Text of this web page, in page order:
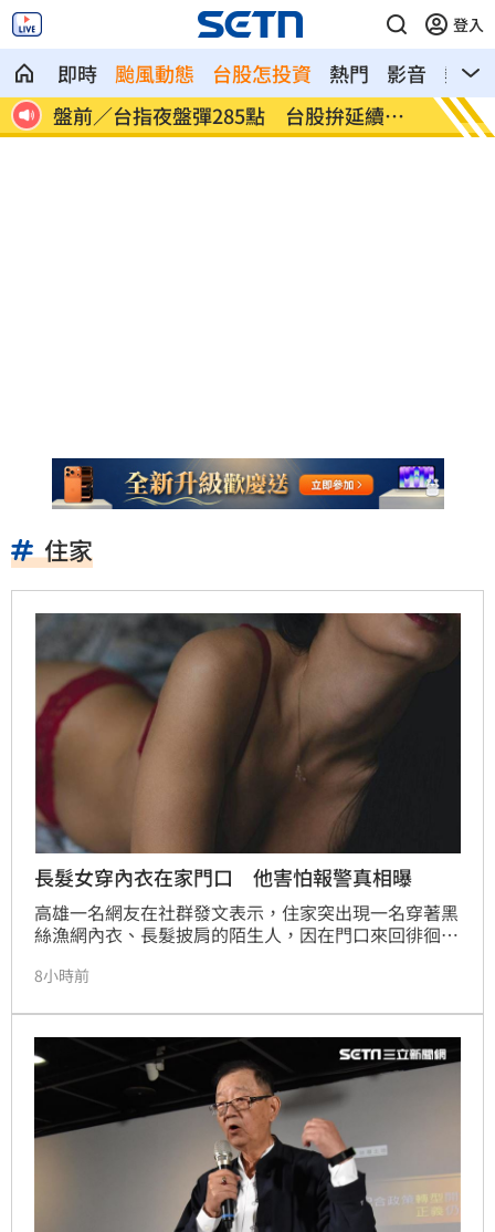
登入
即時 颱風動態 台股怎投資 熱門 影音
熱搜
／台指夜盤彈285點 台股拚延續反
美股多收黑！
點
住家
長髮女穿內衣在家門口 他害怕報警真相曝
高雄一名網友在社群發文表示，住家突出現一名穿著黑
絲漁網內衣、長髮披肩的陌生人，因在門口來回徘徊長
方突然闖入，隨即報警處理，卻沒想到警方到場後確
名54歲、家住台南的陳姓男子。
8小時前